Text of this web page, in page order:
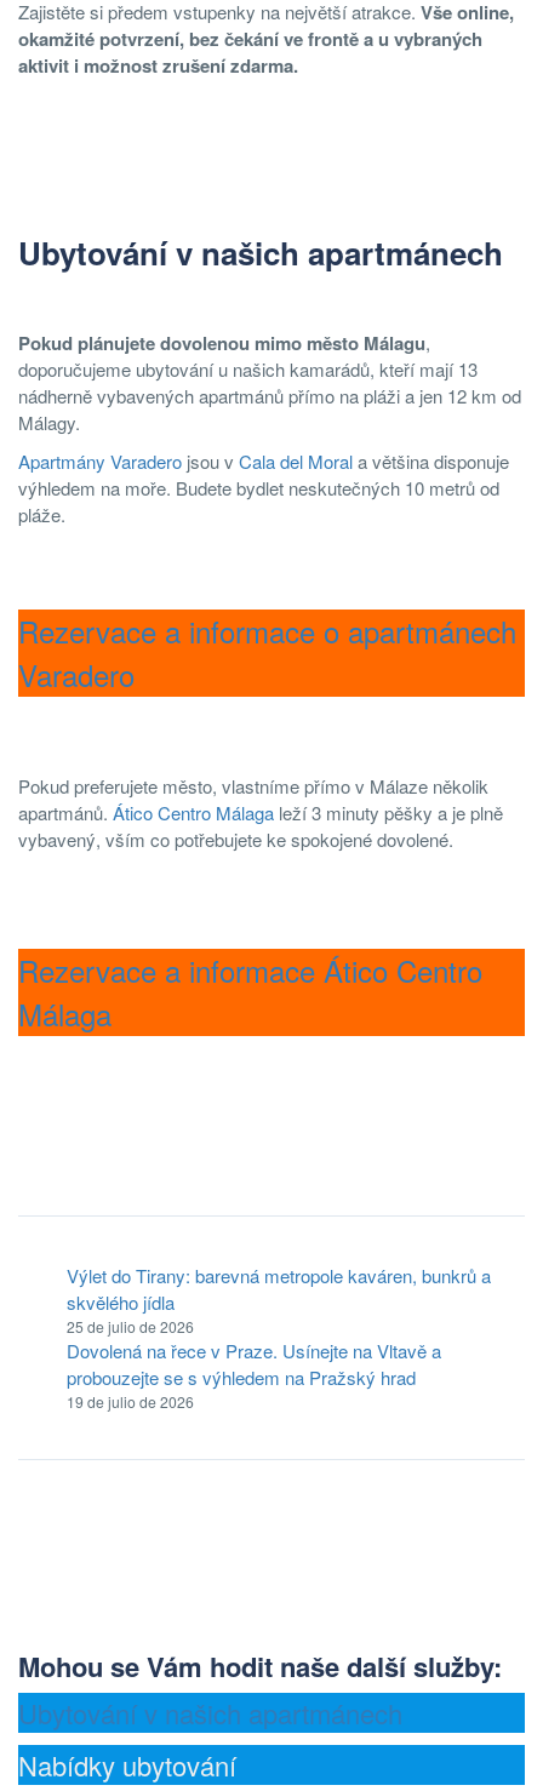
Zajistěte si předem vstupenky na největší atrakce. Vše online,
okamžité potvrzení, bez čekání ve frontě a u vybraných
aktivit i možnost zrušení zdarma.
Ubytování v našich apartmánech
Pokud plánujete dovolenou mimo město Málagu,
doporučujeme ubytování u našich kamarádů, kteří mají 13
nádherně vybavených apartmánů přímo na pláži a jen 12 km od
Málagy.
Apartmány Varadero jsou v Cala del Morala většina disponuje
výhledem na moře. Budete bydlet neskutečných 10 metrů od
pláže.
Rezervace a informace o apartmánech
Varadero
Pokud preferujete město, vlastníme přímo v Málaze několik
apartmánů. Ático Centro Málaga leží 3 minuty pěšky a je plně
vybavený, vším co potřebujete ke spokojené dovolené.
Rezervace a informace Ático Centro
Málaga
Výlet do Tirany: barevná metropole kaváren, bunkrů a
skvělého jídla
25 de julio de 2026
Dovolená na řece v Praze. Usínejte na Vltavě a
probouzejte se s výhledem na Pražský hrad
19 de julio de 2026
Mohou se Vám hodit naše další služby:
Ubytování v našich apartmánech
Nabídky ubytování